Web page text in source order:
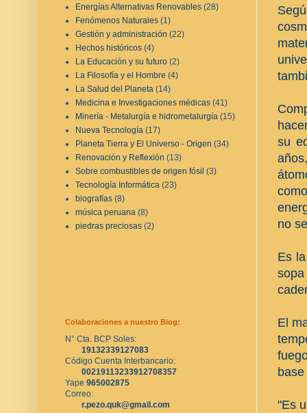
su
no
Es
El
"Es
Energías Alternativas Renovables (28)
Fenómenos Naturales (1)
Gestión y administración (22)
Hechos históricos (4)
La Educación y su futuro (2)
La Filosofía y el Hombre (4)
La Salud del Planeta (14)
Medicina e Investigaciones médicas (41)
Minería - Metalurgía e hidrometalurgía (15)
Nueva Tecnología (17)
Planeta Tierra y El Universo - Origen (34)
Renovación y Reflexión (13)
Sobre combustibles de origen fósil (3)
Tecnología Informática (23)
biografías (8)
música peruana (8)
piedras preciosas (2)
Colaboraciones a nuestro Blog:
N° Cta. BCP Soles:
19132339127083
Código Cuenta Interbancario:
00219113233912708357
Yape 965002875
Correo:
r.pezo.quk@gmail.com